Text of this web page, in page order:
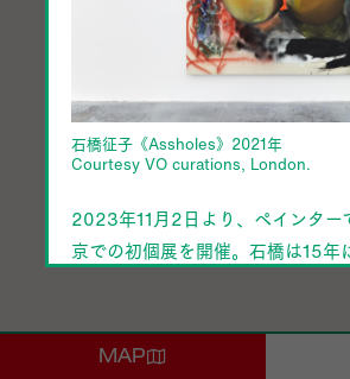
石橋征子《Assholes》2021年
Courtesy VO curations, London.
2023年11月2日より、ペインター
京での初個展を開催。石橋は15年
ジ・オブ・アートを修了後、ロ
ンゼルス）、Schwabinggrad（ミ
MAP